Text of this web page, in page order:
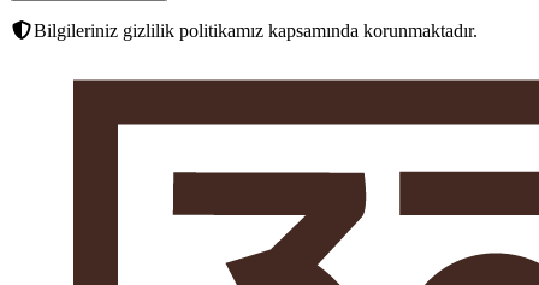
Bilgileriniz gizlilik politikamız kapsamında korunmaktadır.